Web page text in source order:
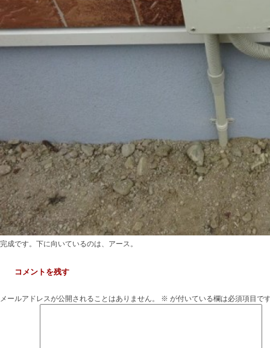
完成です。下に向いているのは、アース。
コメントを残す
メールアドレスが公開されることはありません。 ※ が付いている欄は必須項目で